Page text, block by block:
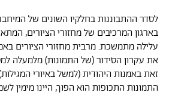
לסדר ההתבוננות בחלקיו השונים של
בארגון המרכיבים של מחזורי הציורים,
עלילה מתמשכת. מרבית מחזורי הציורים
את עקרון הסידור (של התמונות) מלמעלה
זאת באמנות היהודית (למשל באיורי
התמונות התכופות הוא הפוך, היינו מימין